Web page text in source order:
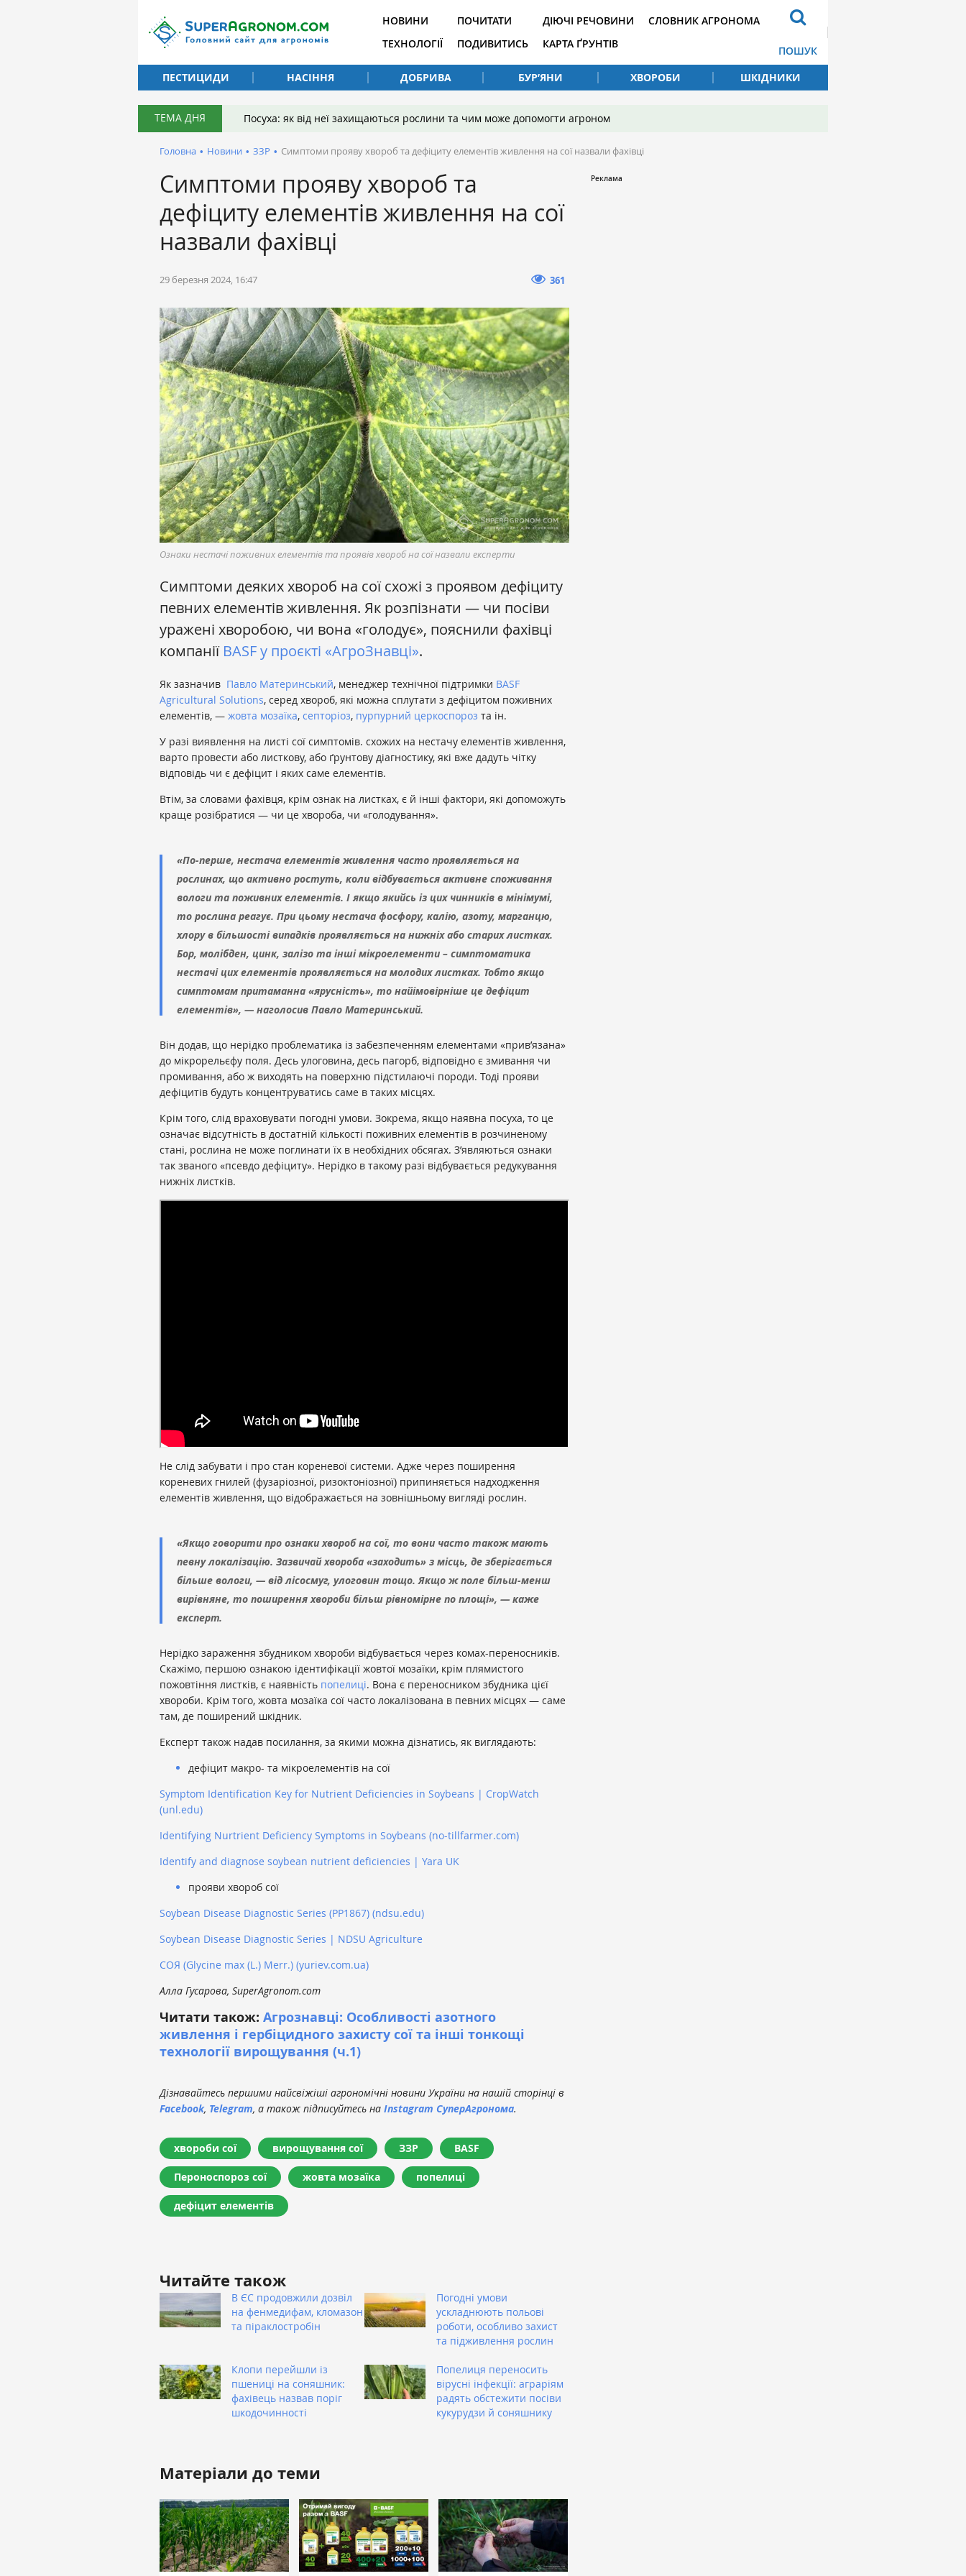
НОВИНИ
ТЕХНОЛОГІЇ
ПОЧИТАТИ
ПОДИВИТИСЬ
ДІЮЧІ РЕЧОВИНИ
КАРТА ҐРУНТІВ
СЛОВНИК АГРОНОМА
ПОШУК
ПЕСТИЦИДИ
НАСІННЯ ДОБРИВА БУР’ЯНИ ХВОРОБИ ШКІДНИКИ
ТЕМА ДНЯ Посуха: як від неї захищаються рослини та чим може допомогти агроном
Головна • Новини • ЗЗР • Симптоми прояву хвороб та дефіциту елементів живлення на сої назвали фахівці
Симптоми прояву хвороб та
дефіциту елементів живлення на сої
назвали фахівці
29 березня 2024, 16:47 361
Ознаки нестачі поживних елементів та проявів хвороб на сої назвали експерти
Симптоми деяких хвороб на сої схожі з проявом дефіциту
певних елементів живлення. Як розпізнати — чи посіви
уражені хворобою, чи вона «голодує», пояснили фахівці
компанії BASFу проєкті «АгроЗнавці».
Як зазначив Павло Материнський, менеджер технічної підтримки BASF
Agricultural Solutions, серед хвороб, які можна сплутати з дефіцитом поживних
елементів, — жовта мозаїка, септоріоз, пурпурний церкоспороз та ін.
У разі виявлення на листі сої симптомів. схожих на нестачу елементів живлення,
варто провести або листкову, або ґрунтову діагностику, які вже дадуть чітку
відповідь чи є дефіцит і яких саме елементів.
Втім, за словами фахівця, крім ознак на листках, є й інші фактори, які допоможуть
краще розібратися — чи це хвороба, чи «голодування».
«По-перше, нестача елементів живлення часто проявляється на
рослинах, що активно ростуть, коли відбувається активне споживання
вологи та поживних елементів. І якщо якийсь із цих чинників в мінімумі,
то рослина реагує. При цьому нестача фосфору, калію, азоту, марганцю,
хлору в більшості випадків проявляється на нижніх або старих листках.
Бор, молібден, цинк, залізо та інші мікроелементи – симптоматика
нестачі цих елементів проявляється на молодих листках. Тобто якщо
симптомам притаманна «ярусність», то найімовірніше це дефіцит
елементів», — наголосив Павло Материнський.
Він додав, що нерідко проблематика із забезпеченням елементами «прив’язана»
до мікрорельєфу поля. Десь улоговина, десь пагорб, відповідно є змивання чи
промивання, або ж виходять на поверхню підстилаючі породи. Тоді прояви
дефіцитів будуть концентруватись саме в таких місцях.
Крім того, слід враховувати погодні умови. Зокрема, якщо наявна посуха, то це
означає відсутність в достатній кількості поживних елементів в розчиненому
стані, рослина не може поглинати їх в необхідних обсягах. З’являються ознаки
так званого «псевдо дефіциту». Нерідко в такому разі відбувається редукування
нижніх листків.
Не слід забувати і про стан кореневої системи. Адже через поширення
кореневих гнилей (фузаріозної, ризоктоніозної) припиняється надходження
елементів живлення, що відображається на зовнішньому вигляді рослин.
«Якщо говорити про ознаки хвороб на сої, то вони часто також мають
певну локалізацію. Зазвичай хвороба «заходить» з місць, де зберігається
більше вологи, — від лісосмуг, улоговин тощо. Якщо ж поле більш-менш
вирівняне, то поширення хвороби більш рівномірне по площі», — каже
експерт.
Нерідко зараження збудником хвороби відбувається через комах-переносників.
Скажімо, першою ознакою ідентифікації жовтої мозаїки, крім плямистого
пожовтіння листків, є наявність попелиці. Вона є переносником збудника цієї
хвороби. Крім того, жовта мозаїка сої часто локалізована в певних місцях — саме
там, де поширений шкідник.
Експерт також надав посилання, за якими можна дізнатись, як виглядають:
дефіцит макро- та мікроелементів на сої
Symptom Identification Key for Nutrient Deficiencies in Soybeans | CropWatch
(unl.edu)
Identifying Nurtrient Deficiency Symptoms in Soybeans (no-tillfarmer.com)
Identify and diagnose soybean nutrient deficiencies | Yara UK
прояви хвороб сої
Soybean Disease Diagnostic Series (PP1867) (ndsu.edu)
Soybean Disease Diagnostic Series | NDSU Agriculture
СОЯ (Glycine max (L.) Merr.) (yuriev.com.ua)
Алла Гусарова, SuperAgronom.com
Читати також: Агрознавці: Особливості азотного
живлення і гербіцидного захисту сої та інші тонкощі
технології вирощування (ч.1)
Дізнавайтесь першими найсвіжіші агрономічні новини України на нашій сторінці в
Facebook, Telegram, а також підписуйтесь на Instagram СуперАгронома.
хвороби сої вирощування сої ЗЗР BASF
Пероноспороз сої жовта мозаїка попелиці
дефіцит елементів
Читайте також
В ЄС продовжили дозвіл
на фенмедифам, кломазон
та піраклостробін
Погодні умови
ускладнюють польові
роботи, особливо захист
та підживлення рослин
Клопи перейшли із
пшениці на соняшник:
фахівець назвав поріг
шкодочинності
Попелиця переносить
вірусні інфекції: аграріям
радять обстежити посіви
кукурудзи й соняшнику
Матеріали до теми